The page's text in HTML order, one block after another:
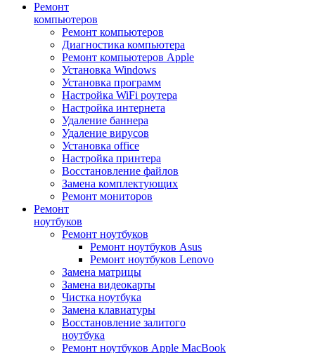
Ремонт
компьютеров
Ремонт компьютеров
Диагностика компьютера
Ремонт компьютеров Apple
Установка Windows
Установка программ
Настройка WiFi роутера
Настройка интернета
Удаление баннера
Удаление вирусов
Установка office
Настройка принтера
Восстановление файлов
Замена комплектующих
Ремонт мониторов
Ремонт
ноутбуков
Ремонт ноутбуков
Ремонт ноутбуков Asus
Ремонт ноутбуков Lenovo
Замена матрицы
Замена видеокарты
Чистка ноутбука
Замена клавиатуры
Восстановление залитого
ноутбука
Ремонт ноутбуков Apple MacBook